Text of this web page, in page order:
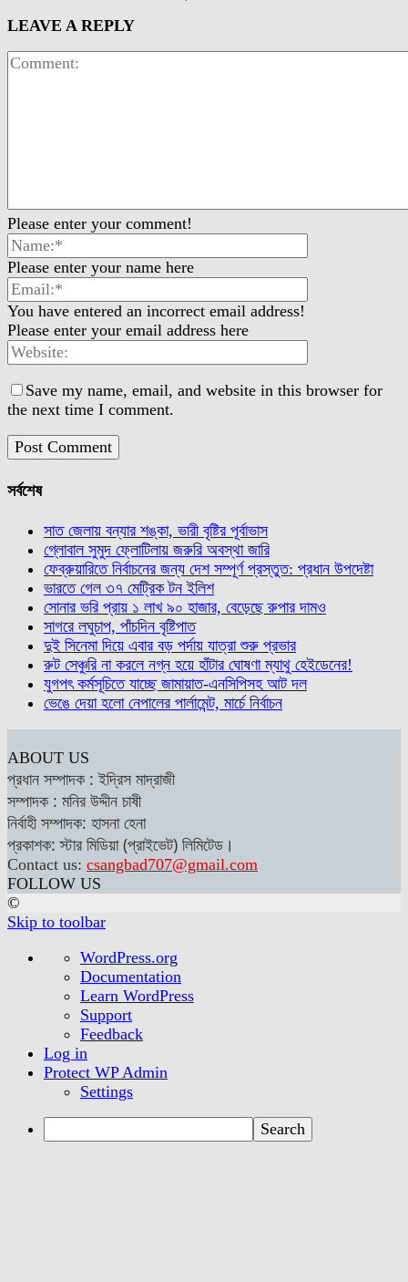
LEAVE A REPLY
Please enter your comment!
Please enter your name here
You have entered an incorrect email address!
Please enter your email address here
Save my name, email, and website in this browser for
the next time I comment.
সর্বশেষ
সাত জেলায় বন্যার শঙ্কা, ভারী বৃষ্টির পূর্বাভাস
গ্লোবাল সুমুদ ফ্লোটিলায় জরুরি অবস্থা জারি
ফেব্রুয়ারিতে নির্বাচনের জন্য দেশ সম্পূর্ণ প্রস্তুত: প্রধান উপদেষ্টা
ভারতে গেল ৩৭ মেট্রিক টন ইলিশ
সোনার ভরি প্রায় ১ লাখ ৯০ হাজার, বেড়েছে রুপার দামও
সাগরে লঘুচাপ, পাঁচদিন বৃষ্টিপাত
দুই সিনেমা দিয়ে এবার বড় পর্দায় যাত্রা শুরু প্রভার
রুট সেঞ্চুরি না করলে নগ্ন হয়ে হাঁটার ঘোষণা ম্যাথু হেইডেনের!
যুগপৎ কর্মসূচিতে যাচ্ছে জামায়াত-এনসিপিসহ আট দল
ভেঙে দেয়া হলো নেপালের পার্লামেন্ট, মার্চে নির্বাচন
ABOUT US
প্রধান সম্পাদক : ইদ্রিস মাদ্রাজী
সম্পাদক : মনির উদ্দীন চাষী
নির্বাহী সম্পাদক: হাসনা হেনা
প্রকাশক: স্টার মিডিয়া (প্রাইভেট) লিমিটেড।
Contact us: csangbad707@gmail.com
FOLLOW US
©
Skip to toolbar
About
WordPress
WordPress.org
Documentation
Learn WordPress
Support
Feedback
Log in
Protect WP Admin
Settings
Search